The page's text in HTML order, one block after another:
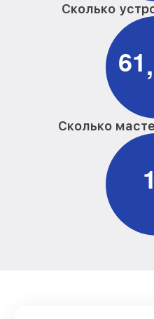
Сколько
61,
Сколько
1